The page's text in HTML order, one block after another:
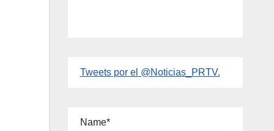
Tweets por el @Noticias_PRTV.
Name*